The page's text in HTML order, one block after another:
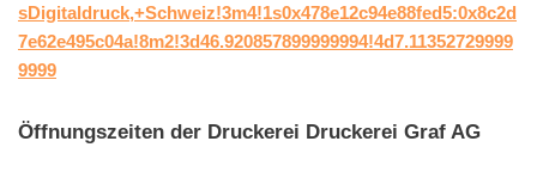
sDigitaldruck,+Schweiz!3m4!1s0x478e12c94e88fed5:0x8c2d
7e62e495c04a!8m2!3d46.920857899999994!4d7.11352729999
9999
Öffnungszeiten der Druckerei Druckerei Graf AG